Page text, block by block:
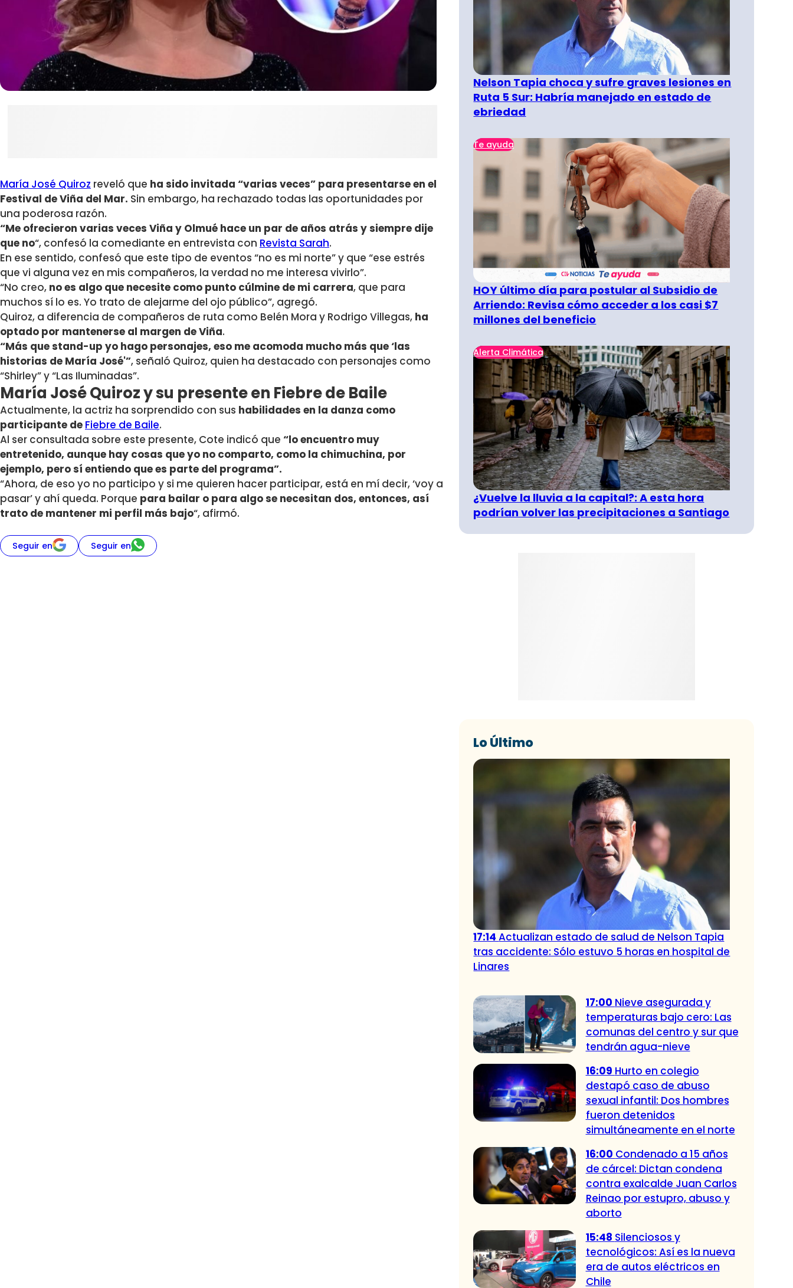
María José Quiroz reveló que ha sido invitada “varias veces” para presentarse en el
Festival de Viña del Mar. Sin embargo, ha rechazado todas las oportunidades por
una poderosa razón.
“Me ofrecieron varias veces Viña y Olmué hace un par de años atrás y siempre dije
que no“, confesó la comediante en entrevista con Revista Sarah.
En ese sentido, confesó que este tipo de eventos “no es mi norte” y que “ese estrés
que vi alguna vez en mis compañeros, la verdad no me interesa vivirlo”.
“No creo, no es algo que necesite como punto cúlmine de mi carrera, que para
muchos sí lo es. Yo trato de alejarme del ojo público”, agregó.
Quiroz, a diferencia de compañeros de ruta como Belén Mora y Rodrigo Villegas, ha
optado por mantenerse al margen de Viña.
“Más que stand-up yo hago personajes, eso me acomoda mucho más que ‘las
historias de María José'”, señaló Quiroz, quien ha destacado con personajes como
“Shirley” y “Las Iluminadas”.
María José Quiroz y su presente en Fiebre de Baile
Actualmente, la actriz ha sorprendido con sus habilidades en la danza como
participante de Fiebre de Baile.
Al ser consultada sobre este presente, Cote indicó que “lo encuentro muy
entretenido, aunque hay cosas que yo no comparto, como la chimuchina, por
ejemplo, pero sí entiendo que es parte del programa”.
“Ahora, de eso yo no participo y si me quieren hacer participar, está en mí decir, ‘voy a
pasar’ y ahí queda. Porque para bailar o para algo se necesitan dos, entonces, así
trato de mantener mi perfil más bajo“, afirmó.
Seguir en Seguir en
Nelson Tapia choca y sufre graves lesiones en
Ruta 5 Sur: Habría manejado en estado de
ebriedad
Te ayuda
HOY último día para postular al Subsidio de
Arriendo: Revisa cómo acceder a los casi $7
millones del beneficio
Alerta Climática
¿Vuelve la lluvia a la capital?: A esta hora
podrían volver las precipitaciones a Santiago
Lo Último
17:14Actualizan estado de salud de Nelson Tapia
tras accidente: Sólo estuvo 5 horas en hospital de
Linares
17:00 Nieve asegurada y
temperaturas bajo cero: Las
comunas del centro y sur que
tendrán agua-nieve
16:09 Hurto en colegio
destapó caso de abuso
sexual infantil: Dos hombres
fueron detenidos
simultáneamente en el norte
16:00 Condenado a 15 años
de cárcel: Dictan condena
contra exalcalde Juan Carlos
Reinao por estupro, abuso y
aborto
15:48 Silenciosos y
tecnológicos: Así es la nueva
era de autos eléctricos en
Chile